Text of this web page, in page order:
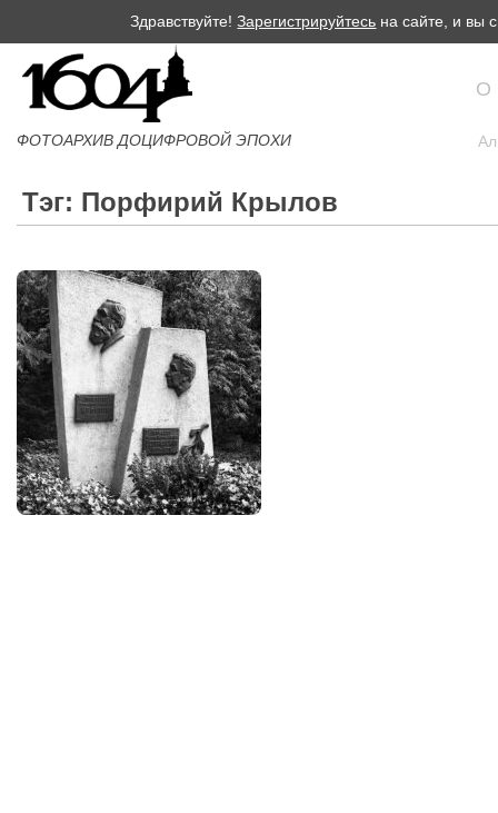
Здравствуйте!Зарегистрируйтесь на сайте, и вы
ФОТОАРХИВ ДОЦИФРОВОЙ ЭПОХИ
О
Тэг: Порфирий Крылов